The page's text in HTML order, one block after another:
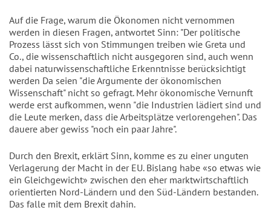
Auf die Frage, warum die Ökonomen nicht vernommen
werden in diesen Fragen, antwortet Sinn: "Der politische
Prozess lässt sich von Stimmungen treiben wie Greta und
Co., die wissenschaftlich nicht ausgegoren sind, auch wenn
dabei naturwissenschaftliche Erkenntnisse berücksichtigt
werden Da seien "die Argumente der ökonomischen
Wissenschaft" nicht so gefragt. Mehr ökonomische Vernunft
werde erst aufkommen, wenn "die Industrien lädiert sind und
die Leute merken, dass die Arbeitsplätze verlorengehen". Das
dauere aber gewiss "noch ein paar Jahre".
Durch den Brexit, erklärt Sinn, komme es zu einer unguten
Verlagerung der Macht in der EU. Bislang habe «so etwas wie
ein Gleichgewicht» zwischen den eher marktwirtschaftlich
orientierten Nord-Ländern und den Süd-Ländern bestanden.
Das falle mit dem Brexit dahin.